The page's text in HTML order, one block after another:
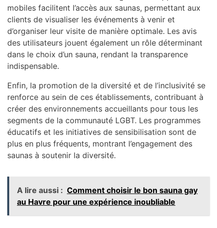
mobiles facilitent l’accès aux saunas, permettant aux
clients de visualiser les événements à venir et
d’organiser leur visite de manière optimale. Les avis
des utilisateurs jouent également un rôle déterminant
dans le choix d’un sauna, rendant la transparence
indispensable.
Enfin, la promotion de la diversité et de l’inclusivité se
renforce au sein de ces établissements, contribuant à
créer des environnements accueillants pour tous les
segments de la communauté LGBT. Les programmes
éducatifs et les initiatives de sensibilisation sont de
plus en plus fréquents, montrant l’engagement des
saunas à soutenir la diversité.
A lire aussi : Comment choisir le bon sauna gay
au Havre pour une expérience inoubliable